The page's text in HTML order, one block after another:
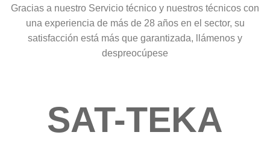
Gracias a nuestro Servicio técnico y nuestros técnicos con
una experiencia de más de 28 años en el sector, su
satisfacción está más que garantizada, llámenos y
despreocúpese
SAT-TEKA